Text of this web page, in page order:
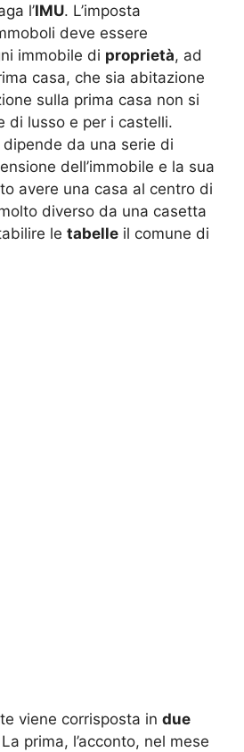
l’IMU. L’imposta
deve essere
immobile di proprietà, ad
casa, che sia abitazione
sulla prima casa non si
di lusso e per i castelli.
dipende da una serie di
dell’immobile e la sua
avere una casa al centro di
diverso da una casetta
le tabelle il comune di
viene corrisposta in due
La prima, l’acconto, nel mese